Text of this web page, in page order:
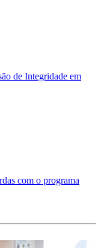
de Integridade em
com o programa